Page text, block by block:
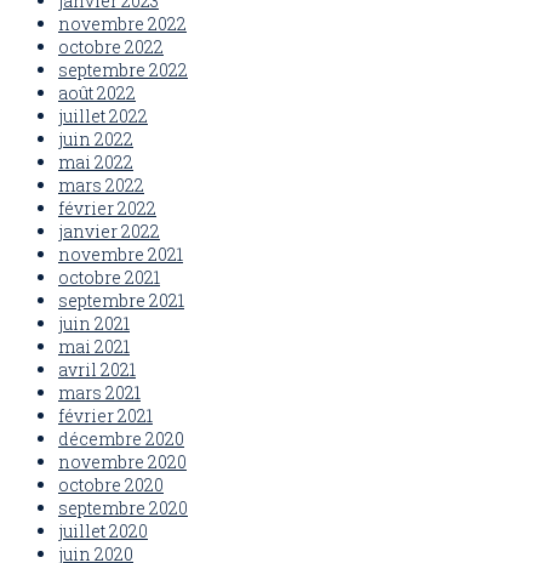
novembre 2022
octobre 2022
septembre 2022
août 2022
juillet 2022
juin 2022
mai 2022
mars 2022
février 2022
janvier 2022
novembre 2021
octobre 2021
septembre 2021
juin 2021
mai 2021
avril 2021
mars 2021
février 2021
décembre 2020
novembre 2020
octobre 2020
septembre 2020
juillet 2020
juin 2020